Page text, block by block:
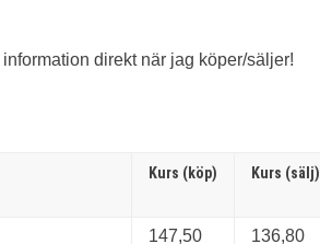
direkt när jag köper/säljer!
Kurs (köp) Kurs (sälj)
147,50
136,80